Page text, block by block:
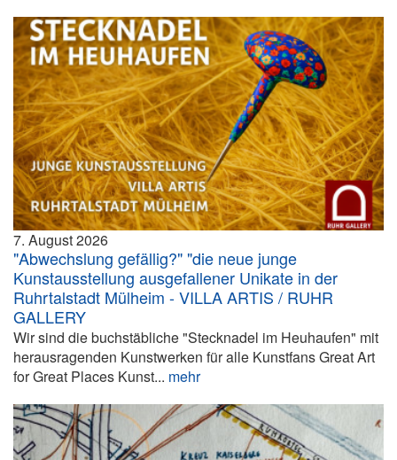
7. August 2026
"Abwechslung gefällig?" "die neue junge
Kunstausstellung ausgefallener Unikate in der
Ruhrtalstadt Mülheim - VILLA ARTIS / RUHR
GALLERY
Wir sind die buchstäbliche "Stecknadel im Heuhaufen" mit
herausragenden Kunstwerken für alle Kunstfans Great Art
for Great Places Kunst... mehr